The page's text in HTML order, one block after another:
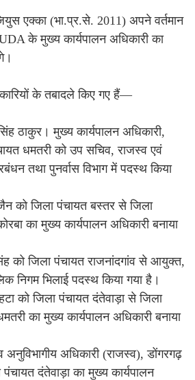
एक्का (भा.प्र.से. 2011) अपने वर्तमान
के मुख्य कार्यपालन अधिकारी का
के तबादले किए गए हैं—
ठाकुर। मुख्य कार्यपालन अधिकारी,
धमतरी को उप सचिव, राजस्व एवं
तथा पुनर्वास विभाग में पदस्थ किया
को जिला पंचायत बस्तर से जिला
का मुख्य कार्यपालन अधिकारी बनाया
को जिला पंचायत राजनांदगांव से आयुक्त,
निगम भिलाई पदस्थ किया गया है।
को जिला पंचायत दंतेवाड़ा से जिला
का मुख्य कार्यपालन अधिकारी बनाया
अनुविभागीय अधिकारी (राजस्व), डोंगरगढ़
पंचायत दंतेवाड़ा का मुख्य कार्यपालन